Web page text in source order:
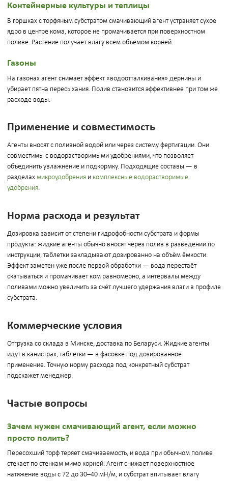
Контейнерные культуры и теплицы
В горшках с торфяным субстратом смачивающий агент устраняет сухое
ядро в центре кома, которое не промачивается при поверхностном
поливе. Растение получает влагу всем объёмом корней.
Газоны
На газонах агент снимает эффект «водоотталкивания» дернины и
убирает пятна пересыхания. Полив становится эффективнее при том же
расходе воды.
Применение и совместимость
Агенты вносят с поливной водой или через систему фертигации. Они
совместимы с водорастворимыми удобрениями, что позволяет
объединить увлажнение и подкормку. Подходящие составы — в
разделах микроудобрения и комплексные водорастворимые
удобрения.
Норма расхода и результат
Дозировка зависит от степени гидрофобности субстрата и формы
продукта: жидкие агенты обычно вносят через полив в разведении по
инструкции, таблетки закладывают дозированно на объём ёмкости.
Эффект заметен уже после первой обработки — вода перестаёт
скатываться и промачивает ком равномерно, а интервалы между
поливами можно увеличить за счёт лучшего удержания влаги в профиле
субстрата.
Коммерческие условия
Отгрузка со склада в Минске, доставка по Беларуси. Жидкие агенты
идут в канистрах, таблетки — в фасовке под дозированное
применение. Точную норму расхода под конкретный субстрат
подскажет менеджер.
Частые вопросы
Зачем нужен смачивающий агент, если можно
просто полить?
Пересохший торф теряет смачиваемость, и вода при обычном поливе
стекает по стенкам мимо корней. Агент снижает поверхностное
натяжение воды с 72 до 30–40 мН/м, и субстрат впитывает влагу